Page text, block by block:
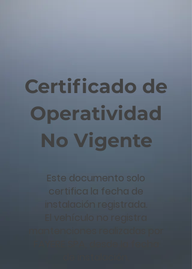
Certificado de
Operatividad
No Vigente
Este documento solo
certifica la fecha de
instalación registrada.
El vehículo no registra